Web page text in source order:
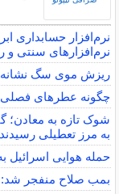
نرم‌افزارهای سنتی و
ریزش موی سگ نشانه چیست؟ ۷ دلیل
چگونه عطرهای فصلی
به مرز تعطیلی رسیدند
حمله هوایی اسرائیل
بمب صلاح منفجر شد: